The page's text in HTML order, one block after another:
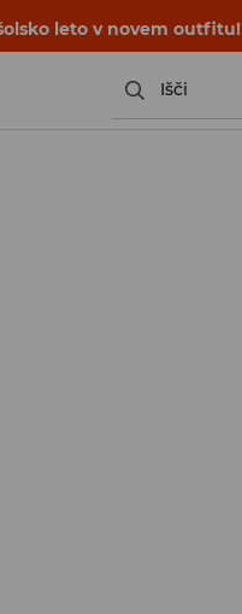
leto v novem outfitu!
Išči